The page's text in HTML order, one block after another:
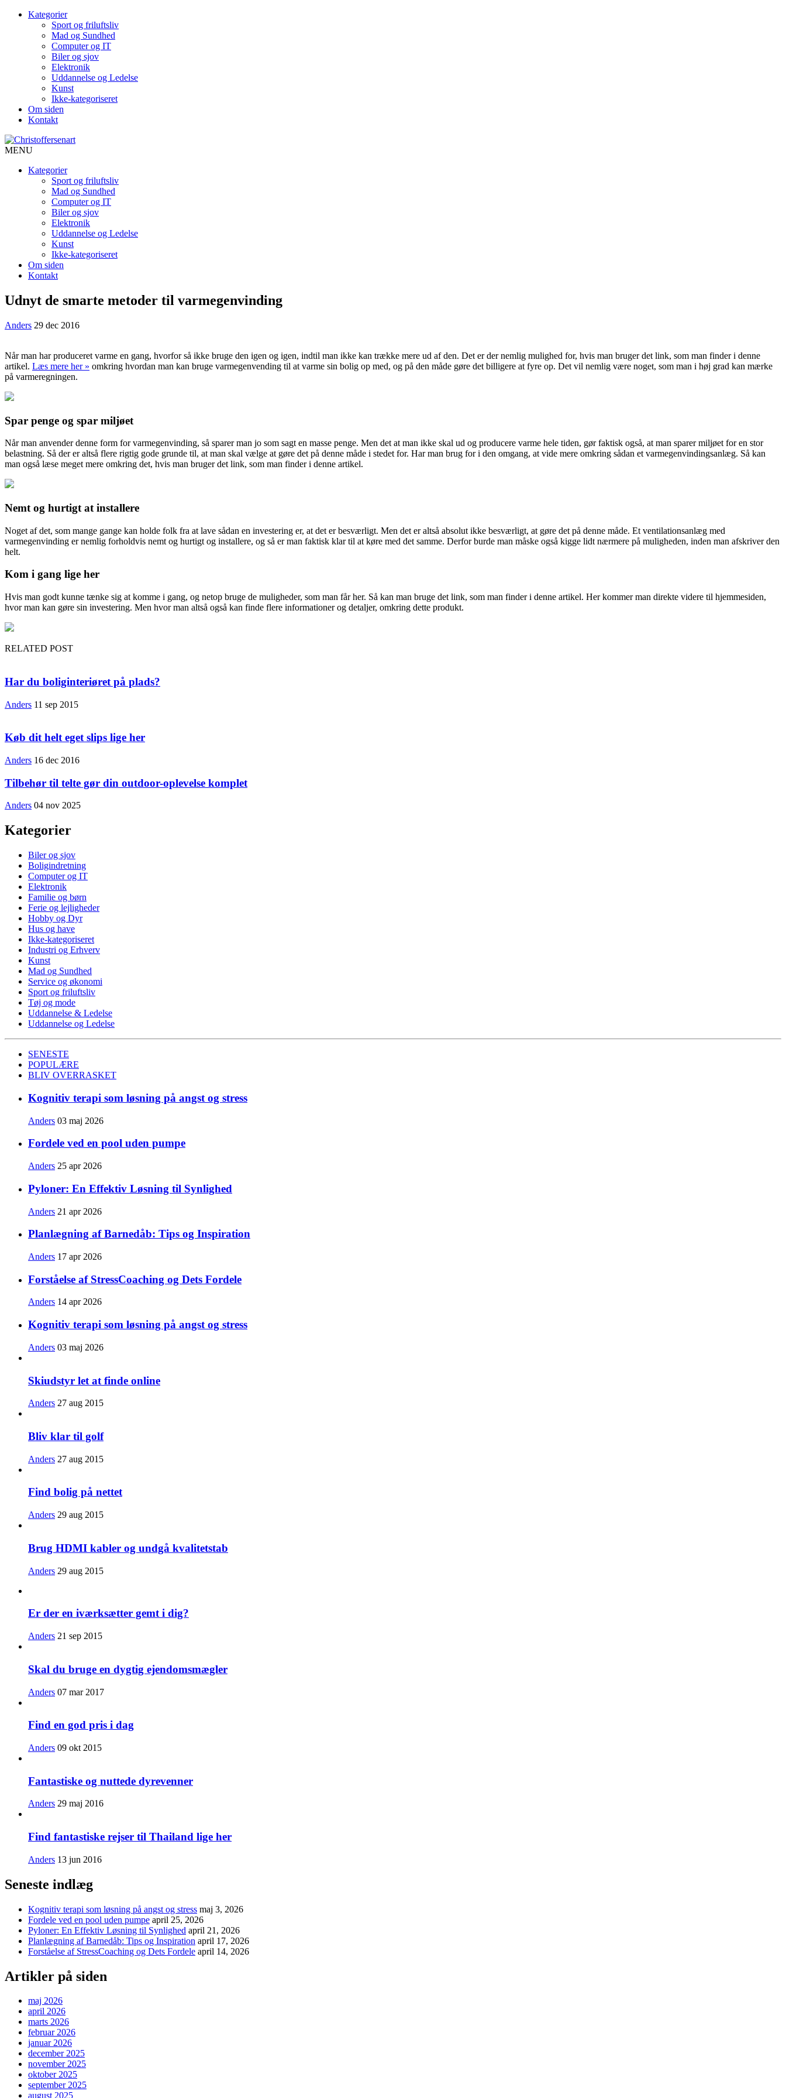
Kategorier
Sport og friluftsliv
Mad og Sundhed
Computer og IT
Biler og sjov
Elektronik
Uddannelse og Ledelse
Kunst
Ikke-kategoriseret
Om siden
Kontakt
MENU
Kategorier
Sport og friluftsliv
Mad og Sundhed
Computer og IT
Biler og sjov
Elektronik
Uddannelse og Ledelse
Kunst
Ikke-kategoriseret
Om siden
Kontakt
Udnyt de smarte metoder til varmegenvinding
Anders 29 dec 2016
Når man har produceret varme en gang, hvorfor så ikke bruge den igen og igen, indtil man ikke kan trække mere ud af den. Det er der nemlig mulighed for, hvis man bruger det link, som man finder i denne
artikel. Læs mere her » omkring hvordan man kan bruge varmegenvending til at varme sin bolig op med, og på den måde gøre det billigere at fyre op. Det vil nemlig være noget, som man i høj grad kan mærke
på varmeregningen.
Spar penge og spar miljøet
Når man anvender denne form for varmegenvinding, så sparer man jo som sagt en masse penge. Men det at man ikke skal ud og producere varme hele tiden, gør faktisk også, at man sparer miljøet for en stor
belastning. Så der er altså flere rigtig gode grunde til, at man skal vælge at gøre det på denne måde i stedet for. Har man brug for i den omgang, at vide mere omkring sådan et varmegenvindingsanlæg. Så kan
man også læse meget mere omkring det, hvis man bruger det link, som man finder i denne artikel.
Nemt og hurtigt at installere
Noget af det, som mange gange kan holde folk fra at lave sådan en investering er, at det er besværligt. Men det er altså absolut ikke besværligt, at gøre det på denne måde. Et ventilationsanlæg med
varmegenvinding er nemlig forholdvis nemt og hurtigt og installere, og så er man faktisk klar til at køre med det samme. Derfor burde man måske også kigge lidt nærmere på muligheden, inden man afskriver den
helt.
Kom i gang lige her
Hvis man godt kunne tænke sig at komme i gang, og netop bruge de muligheder, som man får her. Så kan man bruge det link, som man finder i denne artikel. Her kommer man direkte videre til hjemmesiden,
hvor man kan gøre sin investering. Men hvor man altså også kan finde flere informationer og detaljer, omkring dette produkt.
RELATED POST
Har du boliginteriøret på plads?
Anders 11 sep 2015
Køb dit helt eget slips lige her
Anders 16 dec 2016
Tilbehør til telte gør din outdoor-oplevelse komplet
Anders 04 nov 2025
Kategorier
Biler og sjov
Boligindretning
Computer og IT
Elektronik
Familie og børn
Ferie og lejligheder
Hobby og Dyr
Hus og have
Ikke-kategoriseret
Industri og Erhverv
Kunst
Mad og Sundhed
Service og økonomi
Sport og friluftsliv
Tøj og mode
Uddannelse & Ledelse
Uddannelse og Ledelse
SENESTE
POPULÆRE
BLIV OVERRASKET
Kognitiv terapi som løsning på angst og stress
Anders 03 maj 2026
Fordele ved en pool uden pumpe
Anders 25 apr 2026
Pyloner: En Effektiv Løsning til Synlighed
Anders 21 apr 2026
Planlægning af Barnedåb: Tips og Inspiration
Anders 17 apr 2026
Forståelse af StressCoaching og Dets Fordele
Anders 14 apr 2026
Kognitiv terapi som løsning på angst og stress
Anders 03 maj 2026
Skiudstyr let at finde online
Anders 27 aug 2015
Bliv klar til golf
Anders 27 aug 2015
Find bolig på nettet
Anders 29 aug 2015
Brug HDMI kabler og undgå kvalitetstab
Anders 29 aug 2015
Er der en iværksætter gemt i dig?
Anders 21 sep 2015
Skal du bruge en dygtig ejendomsmægler
Anders 07 mar 2017
Find en god pris i dag
Anders 09 okt 2015
Fantastiske og nuttede dyrevenner
Anders 29 maj 2016
Find fantastiske rejser til Thailand lige her
Anders 13 jun 2016
Seneste indlæg
Kognitiv terapi som løsning på angst og stress maj 3, 2026
Fordele ved en pool uden pumpe april 25, 2026
Pyloner: En Effektiv Løsning til Synlighed april 21, 2026
Planlægning af Barnedåb: Tips og Inspiration april 17, 2026
Forståelse af StressCoaching og Dets Fordele april 14, 2026
Artikler på siden
maj 2026
april 2026
marts 2026
februar 2026
januar 2026
december 2025
november 2025
oktober 2025
september 2025
august 2025